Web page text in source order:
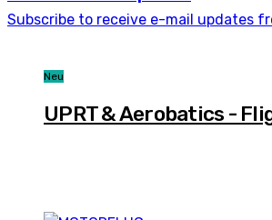
Subscribe to receive e-mail updates
Neu
UPRT & Aerobatics -